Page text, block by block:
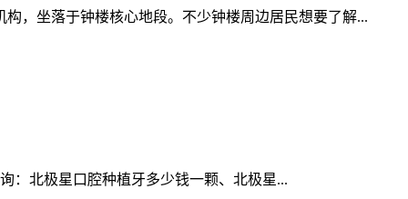
，坐落于钟楼核心地段。不少钟楼周边居民想要了解...
：北极星口腔种植牙多少钱一颗、北极星...